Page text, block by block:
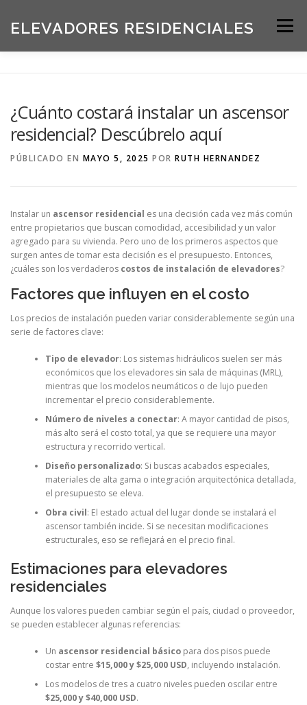
contenido
ELEVADORES RESIDENCIALES Menú
SOLICITE UNA COTIZACIÓN BLOG
¿Cuánto costará instalar un ascensor
residencial? Descúbrelo aquí
PÚBLICADO EN MAYO 5, 2025 POR RUTH HERNANDEZ
Instalar un ascensor residencial es una decisión cada vez más común
entre propietarios que buscan comodidad, accesibilidad y un valor
agregado para su vivienda. Pero uno de los primeros aspectos que
surgen antes de tomar esta decisión es el presupuesto. Entonces,
¿cuáles son los verdaderos costos de instalación de elevadores?
Factores que influyen en el costo
Los precios de instalación pueden variar considerablemente según una
serie de factores clave:
Tipo de elevador: Los sistemas hidráulicos suelen ser más
económicos que los elevadores sin sala de máquinas (MRL),
mientras que los modelos neumáticos o de lujo pueden
incrementar el precio considerablemente.
Número de niveles a conectar: A mayor cantidad de pisos,
más alto será el costo total, ya que se requiere una mayor
estructura y recorrido vertical.
Diseño personalizado: Si buscas acabados especiales,
materiales de alta gama o integración arquitectónica detallada,
el presupuesto se eleva.
Obra civil: El estado actual del lugar donde se instalará el
ascensor también incide. Si se necesitan modificaciones
estructurales, eso se reflejará en el precio final.
Estimaciones para elevadores
residenciales
Aunque los valores pueden cambiar según el país, ciudad o proveedor,
se pueden establecer algunas referencias:
Un ascensor residencial básicopara dos pisos puede
costar entre $15,000 y $25,000 USD, incluyendo instalación.
Los modelos de tres a cuatro niveles pueden oscilar entre
$25,000 y $40,000 USD.